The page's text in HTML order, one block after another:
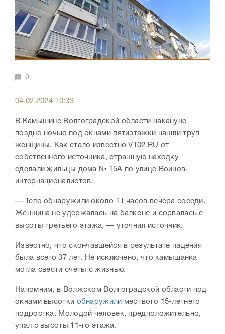
0
04.02.2024 10:33
В Камышине Волгоградской области накануне
поздно ночью под окнами пятиэтажки нашли труп
женщины. Как стало известно V102.RU от
собственного источника, страшную находку
сделали жильцы дома № 15А по улице Воинов-
интернационалистов.
— Тело обнаружили около 11 часов вечера соседи.
Женщина не удержалась на балконе и сорвалась с
высоты третьего этажа, — уточнил источник.
Известно, что скончавшейся в результате падения
была всего 37 лет. Не исключено, что камышанка
могла свести счеты с жизнью.
Напомним, в Волжском Волгоградской области под
окнами высотки обнаружили мертвого 15-летнего
подростка. Молодой человек, предположительно,
упал с высоты 11-го этажа.